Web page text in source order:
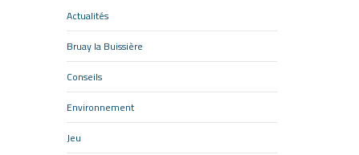
Actualités
Bruay la Buissière
Conseils
Environnement
Jeu